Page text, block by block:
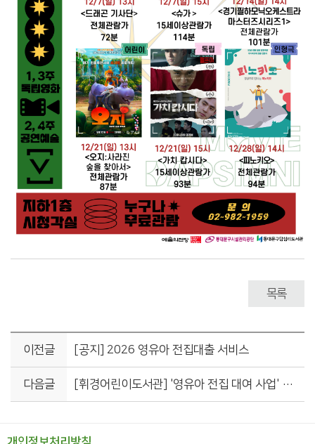
목록
이전글 [공지] 2026 영유아 전집대출 서비스
다음글 [휘경어린이도서관] '영유아 전집 대여 사업' 운영 안내